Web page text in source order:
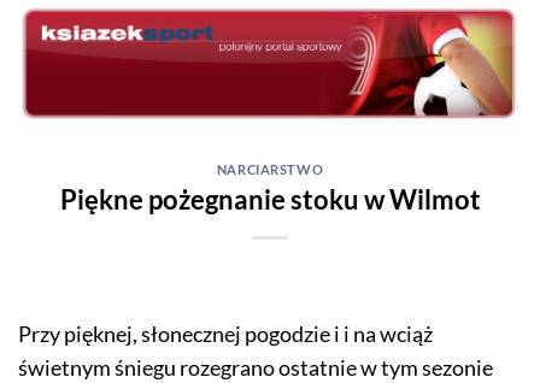
Skip
NARCIARSTWO
Piękne pożegnanie stoku w Wilmot
Przy pięknej, słonecznej pogodzie i i na wciąż
świetnym śniegu rozegrano ostatnie w tym sezonie